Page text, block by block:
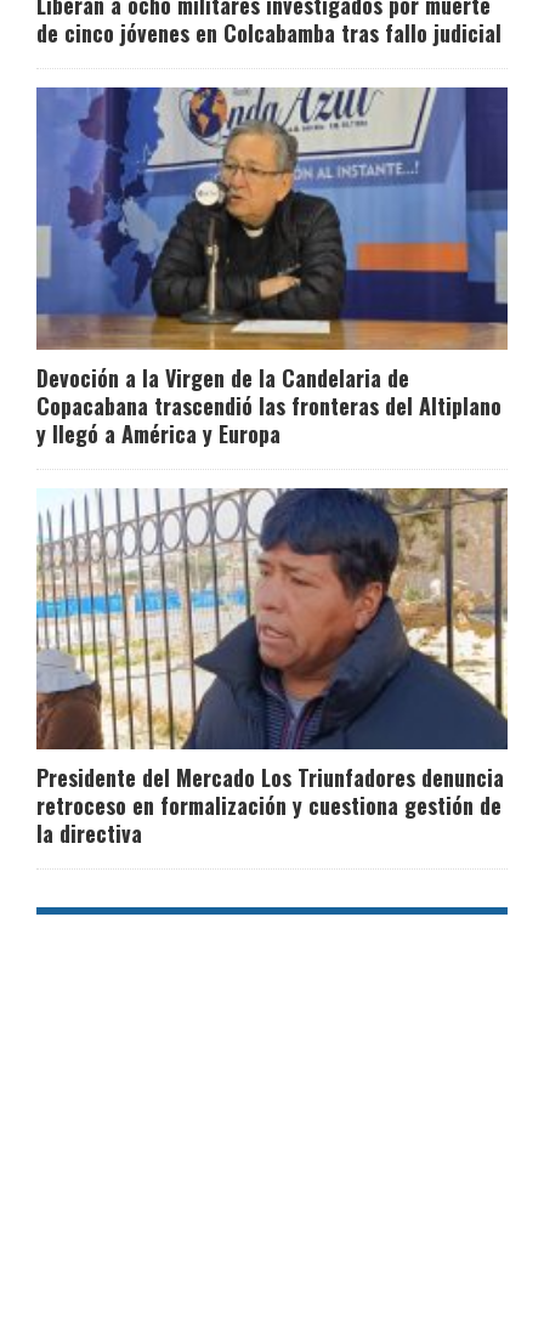
de cinco jóvenes en Colcabamba tras fallo judicial
Devoción a la Virgen de la Candelaria de
Copacabana trascendió las fronteras del Altiplano
y llegó a América y Europa
Presidente del Mercado Los Triunfadores denuncia
retroceso en formalización y cuestiona gestión de
la directiva